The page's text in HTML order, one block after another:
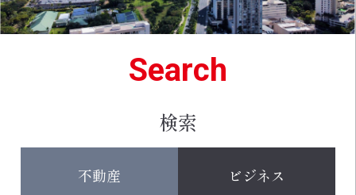
Search
検索
不動産 ビジネス